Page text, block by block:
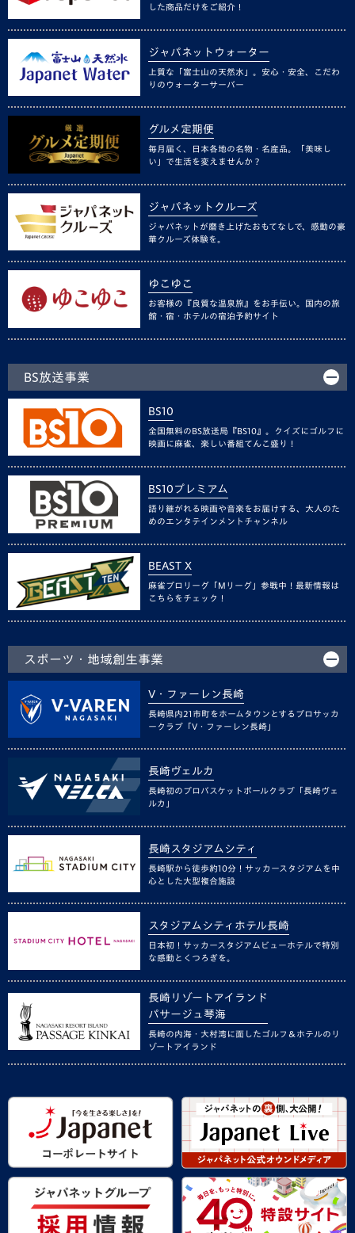
した商品だけをご紹介！
ジャパネットウォーター
上質な「富士山の天然水」。安心・安全、こだわ
りのウォーターサーバー
グルメ定期便
毎月届く、日本各地の名物・名産品。「美味し
い」で生活を変えませんか？
ジャパネットクルーズ
ジャパネットが磨き上げたおもてなしで、感動の豪
華クルーズ体験を。
ゆこゆこ
お客様の『良質な温泉旅』をお手伝い。国内の旅
館・宿・ホテルの宿泊予約サイト
BS放送事業
BS10
全国無料のBS放送局『BS10』。クイズにゴルフに
映画に麻雀、楽しい番組てんこ盛り！
BS10プレミアム
語り継がれる映画や音楽をお届けする、大人のた
めのエンタテインメントチャンネル
BEAST X
麻雀プロリーグ「Mリーグ」参戦中！最新情報は
こちらをチェック！
スポーツ・地域創生事業
V・ファーレン長崎
長崎県内21市町をホームタウンとするプロサッカ
ークラブ「V・ファーレン長崎」
長崎ヴェルカ
長崎初のプロバスケットボールクラブ「長崎ヴェ
ルカ」
長崎スタジアムシティ
長崎駅から徒歩約10分！サッカースタジアムを中
心とした大型複合施設
スタジアムシティホテル長崎
日本初！サッカースタジアムビューホテルで特別
な感動とくつろぎを。
長崎リゾートアイランド
パサージュ琴海
長崎の内海・大村湾に面したゴルフ＆ホテルのリ
ゾートアイランド